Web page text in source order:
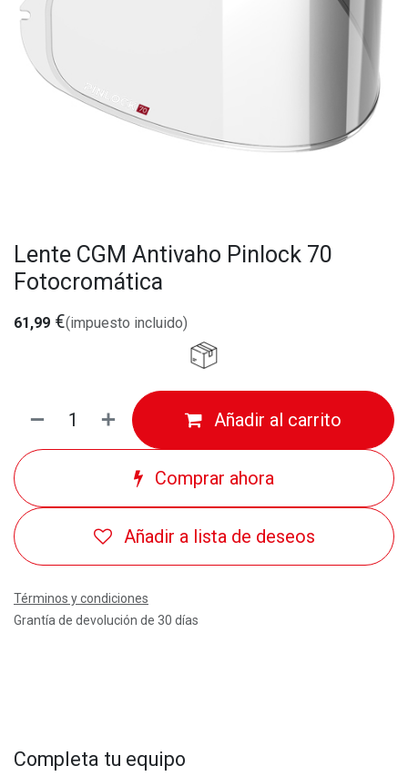
Lente CGM Antivaho Pinlock 70
Fotocromática
61,99 €(impuesto incluido)
Añadir al carrito
Comprar ahora
Añadir a lista de deseos
Términos y condiciones
Grantía de devolución de 30 días
Completa tu equipo